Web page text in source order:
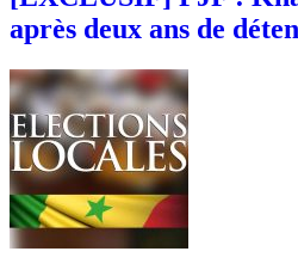
après deux ans de